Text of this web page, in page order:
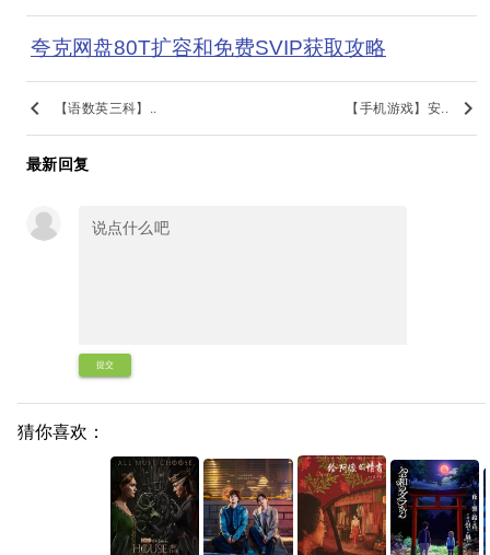
夸克网盘80T扩容和免费SVIP获取攻略
keyboard_arrow_left 【语数英三科】.. 【手机游戏】安.. keyboard_arrow_right
最新回复
提交
猜你喜欢：